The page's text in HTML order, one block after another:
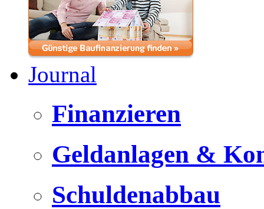
Journal
Finanzieren
Geldanlagen &
Schuldenabbau